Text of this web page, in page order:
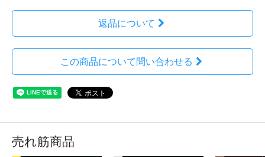
返品について
この商品について問い合わせる
売れ筋商品